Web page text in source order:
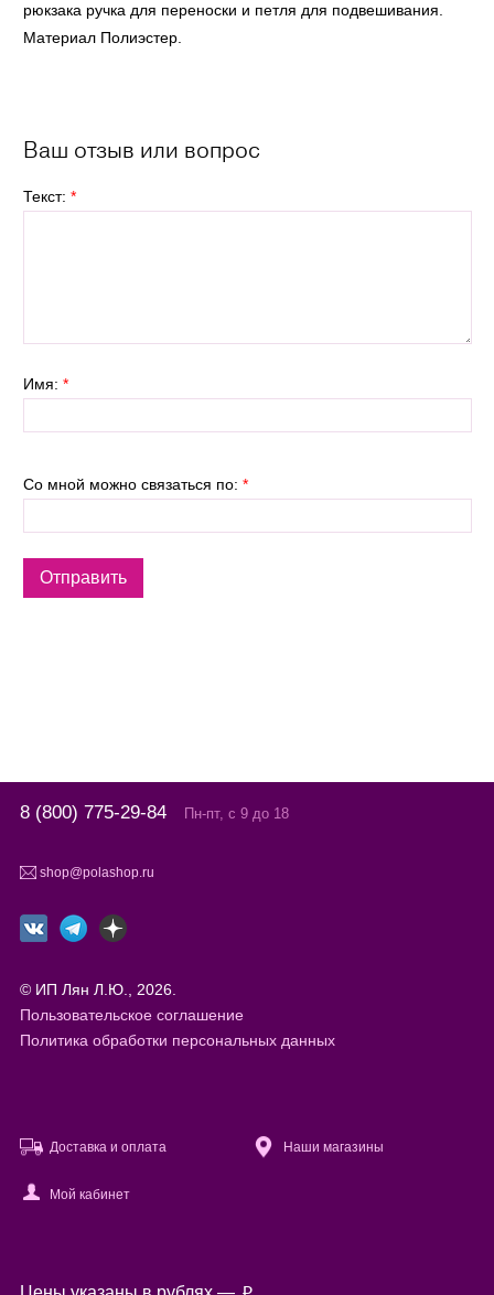
рюкзака ручка для переноски и петля для подвешивания.
Материал Полиэстер.
Ваш отзыв или вопрос
Текст: *
Имя: *
Со мной можно связаться по: *
8 (800) 775-29-84 Пн-пт, с 9 до 18
shop@polashop.ru
© ИП Лян Л.Ю., 2026.
Пользовательское соглашение
Политика обработки персональных данных
Доставка и оплата Наши магазины
Мой кабинет